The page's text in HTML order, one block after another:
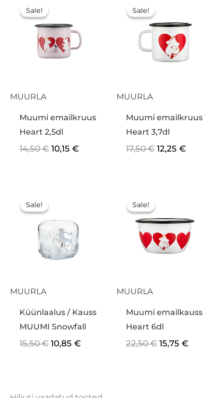
Sale!
MUURLA
Sale!
Muumi emailkruus
Heart 2,5dl
14,50€
14,50 €.
10,15€
10,15 €.
Sale!
MUURLA
Sale!
Muumi emailkruus
Heart 3,7dl
17,50€
oli:
17,50 €.
12,25€
Sale!
MUURLA
Sale!
Küünlaalus / Kauss
MUUMI Snowfall
15,50€
15,50 €.
10,85€
Sale!
MUURLA
Sale!
Muumi emailkauss
Heart 6dl
22,50€
22,50 €.
15,75€
15,75 €.